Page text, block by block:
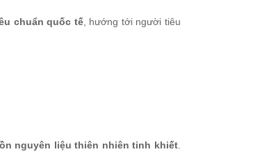
chuẩn quốc tế, hướng tới người tiêu
nguyên liệu thiên nhiên tinh khiết